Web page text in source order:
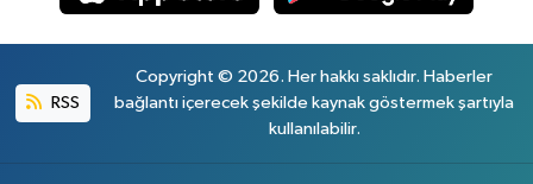
RSS
Copyright © 2026. Her hakkı saklıdır. Haberler
bağlantı içerecek şekilde kaynak göstermek şartıyla
kullanılabilir.